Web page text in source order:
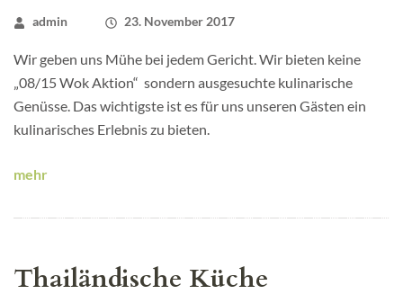
admin 23. November 2017
Wir geben uns Mühe bei jedem Gericht. Wir bieten keine
„08/15 Wok Aktion“ sondern ausgesuchte kulinarische
Genüsse. Das wichtigste ist es für uns unseren Gästen ein
kulinarisches Erlebnis zu bieten.
mehr
Thailändische Küche